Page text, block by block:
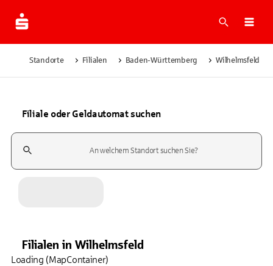
Suche
Standorte Filialen Baden-Württemberg Wilhelmsfeld
Filiale oder Geldautomat suchen
Suchfeld
Filialen in Wilhelmsfeld
Loading (MapContainer)